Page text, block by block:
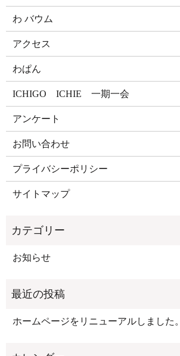
わ バウム
アクセス
わぱん
ICHIGO ICHIE 一期一会
アンケート
お問い合わせ
プライバシーポリシー
サイトマップ
お知らせ
ホームページをリニューアルしました。